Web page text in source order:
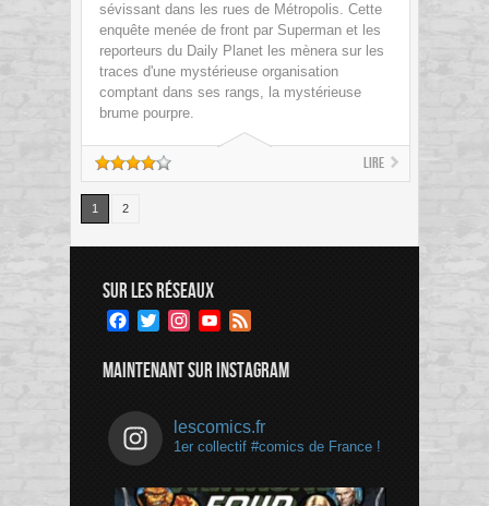
sévissant dans les rues de Métropolis. Cette
enquête menée de front par Superman et les
reporteurs du Daily Planet les mènera sur les
traces d'une mystérieuse organisation
comptant dans ses rangs, la mystérieuse
brume pourpre.
Lire
1 2
SUR LES RÉSEAUX
Facebook
TwitterInstagramYouTube
MAINTENANT SUR INSTAGRAM
lescomics.fr
1er collectif #comics de France !